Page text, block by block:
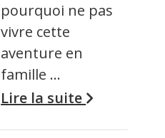
pourquoi ne pas
vivre cette
aventure en
famille …
Lire la suite